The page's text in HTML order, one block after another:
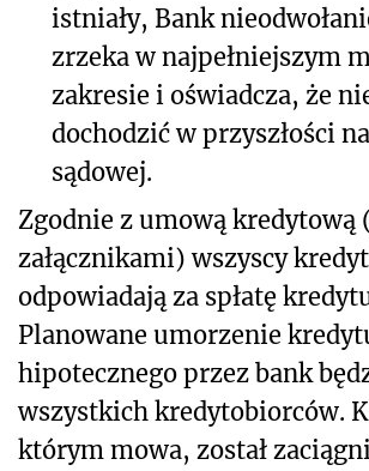
istniały, Bank
zrzeka w najpełniejszym
zakresie i oświadcza, że
dochodzić w przyszłości
sądowej.
Zgodnie z umową kredytową
załącznikami) wszyscy
odpowiadają za spłatę
Planowane umorzenie
hipotecznego przez bank
wszystkich kredytobiorców.
którym mowa, został